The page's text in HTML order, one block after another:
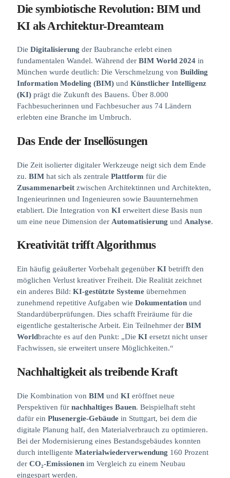
Die symbiotische Revolution:BIMund
KIals Architektur-Dreamteam
Die Digitalisierung der Baubranche erlebt einen
fundamentalen Wandel. Während der BIM World 2024in
München wurde deutlich: Die Verschmelzung von Building
Information Modeling (BIM)und Künstlicher Intelligenz
(KI)prägt die Zukunft des Bauens. Über 8.000
Fachbesucherinnen und Fachbesucher aus 74 Ländern
erlebten eine Branche im Umbruch.
Das Ende der Insellösungen
Die Zeit isolierter digitaler Werkzeuge neigt sich dem Ende
zu. BIMhat sich als zentrale Plattform für die
Zusammenarbeitzwischen Architektinnen und Architekten,
Ingenieurinnen und Ingenieuren sowie Bauunternehmen
etabliert. Die Integration von KIerweitert diese Basis nun
um eine neue Dimension der Automatisierung und Analyse.
Kreativität trifft Algorithmus
Ein häufig geäußerter Vorbehalt gegenüber KIbetrifft den
möglichen Verlust kreativer Freiheit. Die Realität zeichnet
ein anderes Bild: KI-gestützte Systemeübernehmen
zunehmend repetitive Aufgaben wie Dokumentationund
Standardüberprüfungen. Dies schafft Freiräume für die
eigentliche gestalterische Arbeit. Ein Teilnehmer der BIM
Worldbrachte es auf den Punkt: „Die KIersetzt nicht unser
Fachwissen, sie erweitert unsere Möglichkeiten.“
Nachhaltigkeitals treibende Kraft
Die Kombination von BIMund KIeröffnet neue
Perspektiven für nachhaltiges Bauen. Beispielhaft steht
dafür ein Plusenergie-Gebäudein Stuttgart, bei dem die
digitale Planung half, den Materialverbrauch zu optimieren.
Bei der Modernisierung eines Bestandsgebäudes konnten
durch intelligente Materialwiederverwendung 160 Prozent
der CO₂-Emissionenim Vergleich zu einem Neubau
eingespart werden.